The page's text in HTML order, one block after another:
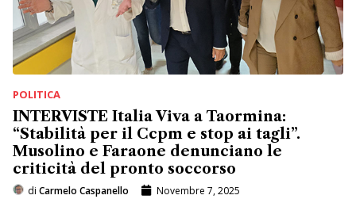
POLITICA
INTERVISTE Italia Viva a Taormina:
“Stabilità per il Ccpm e stop ai tagli”.
Musolino e Faraone denunciano le
criticità del pronto soccorso
di Carmelo Caspanello
Novembre 7, 2025